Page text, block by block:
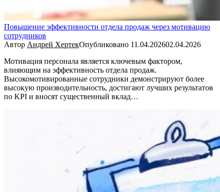
Повышение эффективности отдела продаж через мотивацию
сотрудников
Автор Андрей ХертекОпубликовано 11.04.202602.04.2026
Мотивация персонала является ключевым фактором,
влияющим на эффективность отдела продаж.
Высокомотивированные сотрудники демонстрируют более
высокую производительность, достигают лучших результатов
по KPI и вносят существенный вклад…